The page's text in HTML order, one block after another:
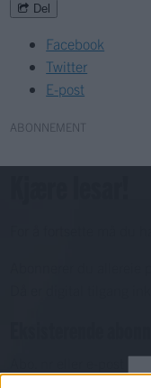
Del
Facebook
Twitter
E-post
ABONNEMENT